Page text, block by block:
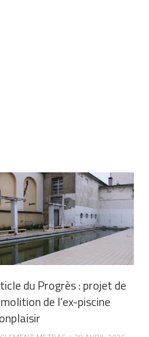
du Progrès : projet de
de l’ex-piscine